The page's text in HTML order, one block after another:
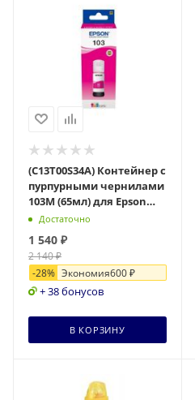
(C13T00S34A) Контейнер с
пурпурными чернилами
103M (65мл) для Epson
L3100/3110/3150
Достаточно
1 540 ₽
2 140₽
-28% Экономия600₽
+ 38 бонусов
В КОРЗИНУ